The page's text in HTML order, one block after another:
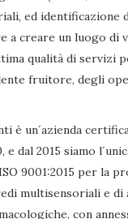
ed identificazione
a creare un luogo di
qualità di servizi
fruitore, degli
è un´azienda
e dal 2015 siamo
9001:2015 per la
multisensoriali e di
con